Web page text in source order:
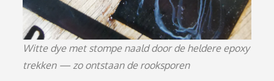
Witte dye met stompe naald door de heldere epoxy
trekken — zo ontstaan de rooksporen